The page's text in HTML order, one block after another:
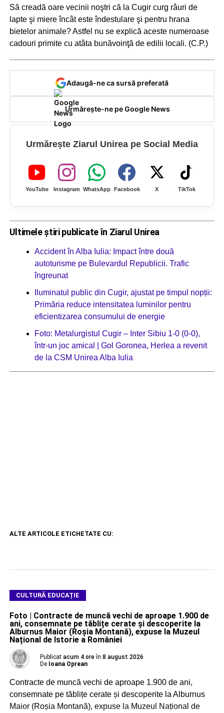
Să creadă oare vecinii noştri că la Cugir curg râuri de
lapte şi miere încât este îndestulare şi pentru hrana
bietelor animale? Astfel nu se explică aceste numeroase
cadouri primite cu atâta bunăvoinţă de edilii locali. (C.P.)
Adaugă-ne ca sursă preferată
Urmărește-ne pe Google News
Urmărește Ziarul Unirea pe Social Media
YouTube Instagram WhatsApp Facebook X TikTok
Ultimele știri publicate în Ziarul Unirea
Accident în Alba Iulia: Impact între două
autoturisme pe Bulevardul Republicii. Trafic
îngreunat
Iluminatul public din Cugir, ajustat pe timpul nopții:
Primăria reduce intensitatea luminilor pentru
eficientizarea consumului de energie
Foto: Metalurgistul Cugir – Inter Sibiu 1-0 (0-0),
într-un joc amical | Gol Goronea, Herlea a revenit
de la CSM Unirea Alba Iulia
ALTE ARTICOLE ETICHETATE CU:
CULTURĂ EDUCAȚIE
Foto | Contracte de muncă vechi de aproape 1.900 de
ani, consemnate pe tăblițe cerate și descoperite la
Alburnus Maior (Roșia Montană), expuse la Muzeul
Național de Istorie a României
Publicat acum 4 ore în 8 august 2026
De Ioana Oprean
Contracte de muncă vechi de aproape 1.900 de ani,
consemnate pe tăblițe cerate și descoperite la Alburnus
Maior (Roșia Montană), expuse la Muzeul Național de